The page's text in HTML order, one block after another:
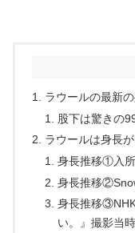
ラウールの最新
股下は驚きの
ラウールは身長
身長推移①入
身長推移
身長推移
い。』撮影当